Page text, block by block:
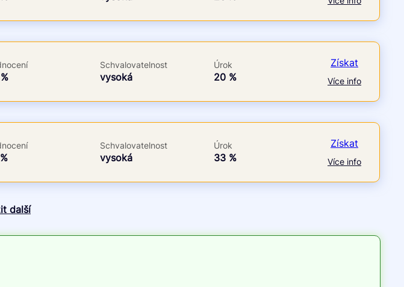
Schvalovatelnost
vysoká
Úrok
20 %
Získat
Více info
Schvalovatelnost
vysoká
Úrok
33 %
Získat
Více info
další